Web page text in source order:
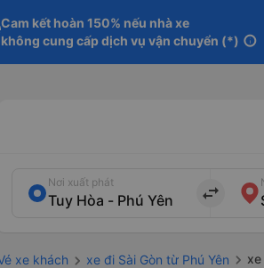
Cam kết hoàn 150% nếu nhà xe
không cung cấp dịch vụ vận chuyển (*) info
Nơi xuất phát
import_export
xe khách xe đi Sài Gòn từ Phú Yên